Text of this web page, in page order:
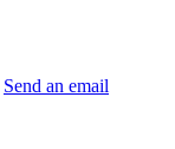
Send an email